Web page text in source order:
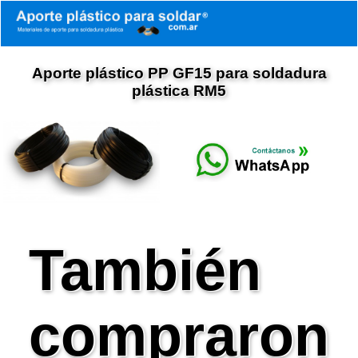
Aporte plástico PP GF15 para soldadura
plástica RM5
También
compraron